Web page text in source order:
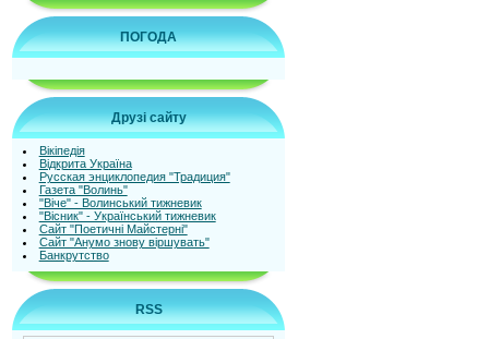
ПОГОДА
Друзі сайту
Вікіпедія
Відкрита Україна
Русская энциклопедия "Традиция"
Газета "Волинь"
"Віче" - Волинський тижневик
"Вісник" - Український тижневик
Сайт "Поетичні Майстерні"
Сайт "Анумо знову віршувать"
Банкрутство
RSS